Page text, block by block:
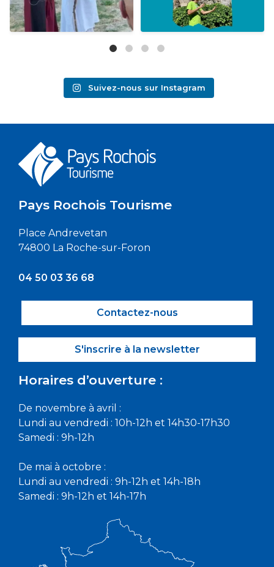
Suivez-nous sur Instagram
Pays Rochois Tourisme
Place Andrevetan
74800 La Roche-sur-Foron
04 50 03 36 68
Contactez-nous
S'inscrire à la newsletter
Horaires d’ouverture :
De novembre à avril :
Lundi au vendredi : 10h-12h et 14h30-17h30
Samedi : 9h-12h
De mai à octobre :
Lundi au vendredi : 9h-12h et 14h-18h
Samedi : 9h-12h et 14h-17h